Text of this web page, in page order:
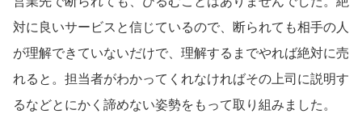
対に良いサービスと信じているので、断られても相手の人
が理解できていないだけで、理解するまでやれば絶対に売
れると。担当者がわかってくれなければその上司に説明す
るなどとにかく諦めない姿勢をもって取り組みました。